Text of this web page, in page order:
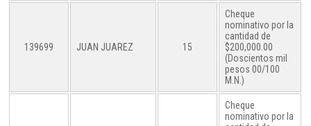
139699 JUAN JUAREZ 15
Cheque
nominativo por la
cantidad de
$200,000.00
(Doscientos mil
pesos 00/100
M.N.)
Cheque
nominativo por la